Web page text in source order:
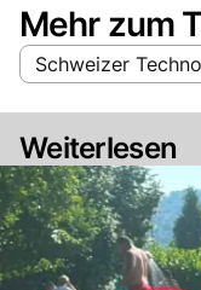
Mehr zum
Schweizer
Weiterlesen